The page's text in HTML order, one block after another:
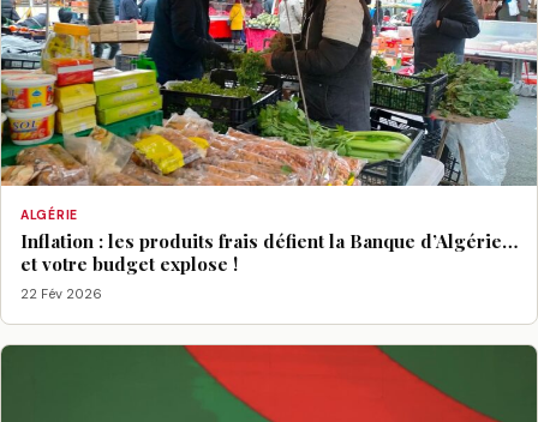
ALGÉRIE
Inflation : les produits frais défient la Banque d’Algérie…
et votre budget explose !
22 Fév 2026